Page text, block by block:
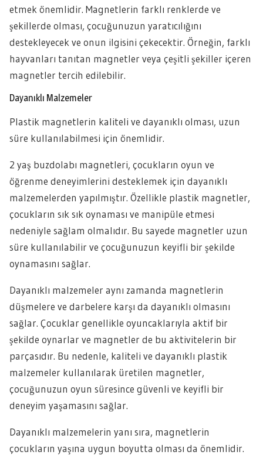
etmek önemlidir. Magnetlerin farklı renklerde ve
şekillerde olması, çocuğunuzun yaratıcılığını
destekleyecek ve onun ilgisini çekecektir. Örneğin, farklı
hayvanları tanıtan magnetler veya çeşitli şekiller içeren
magnetler tercih edilebilir.
Dayanıklı Malzemeler
Plastik magnetlerin kaliteli ve dayanıklı olması, uzun
süre kullanılabilmesi için önemlidir.
2 yaş buzdolabı magnetleri, çocukların oyun ve
öğrenme deneyimlerini desteklemek için dayanıklı
malzemelerden yapılmıştır. Özellikle plastik magnetler,
çocukların sık sık oynaması ve manipüle etmesi
nedeniyle sağlam olmalıdır. Bu sayede magnetler uzun
süre kullanılabilir ve çocuğunuzun keyifli bir şekilde
oynamasını sağlar.
Dayanıklı malzemeler aynı zamanda magnetlerin
düşmelere ve darbelere karşı da dayanıklı olmasını
sağlar. Çocuklar genellikle oyuncaklarıyla aktif bir
şekilde oynarlar ve magnetler de bu aktivitelerin bir
parçasıdır. Bu nedenle, kaliteli ve dayanıklı plastik
malzemeler kullanılarak üretilen magnetler,
çocuğunuzun oyun süresince güvenli ve keyifli bir
deneyim yaşamasını sağlar.
Dayanıklı malzemelerin yanı sıra, magnetlerin
çocukların yaşına uygun boyutta olması da önemlidir.